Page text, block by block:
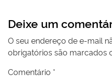
Deixe um
O seu endereço de e-mail
obrigatórios são marcados
Comentário *